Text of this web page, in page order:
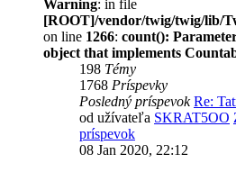
Warning: in file
[ROOT]/vendor/twig/twig/lib/
on line 1266: count():
object that implements
198 Témy
1768 Príspevky
Posledný príspevok Re:
od užívateľa SKRAT5OO
príspevok
08 Jan 2020, 22:12